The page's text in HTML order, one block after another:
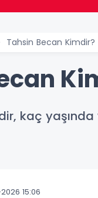
Tahsin Becan Kimdir?
kaç yaşında
15:06